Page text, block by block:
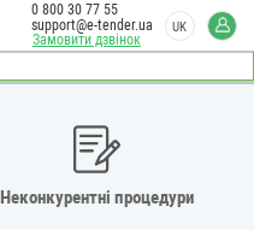
Замовити дзвінок
0 800 30 77 55
support@e-tender.ua
UK
Неконкурентні процедури